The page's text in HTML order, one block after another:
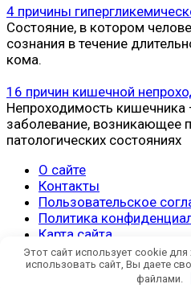
4 причины
Состояние, в котором
сознания в течение
кома.
16 причин кишечной
Непроходимость кишечника
заболевание, возникающее
патологических состояниях
О сайте
Контакты
Пользовательское
Политика
Карта сайта
© 2019-2026 10 Причин.ру
Этот сайт использует cookie
использовать сайт, Вы даете
файлами.